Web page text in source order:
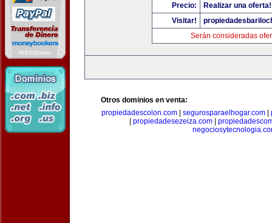
Precio:
Realizar una oferta!
Visitar!
Serán consideradas
Otros dominios en venta:
propiedadescolon.com| segurosparaelhogar.com|
propiedadesezeiza.com